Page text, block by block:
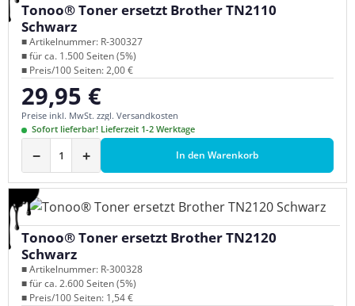
Tonoo® Toner ersetzt Brother TN2110
Schwarz
■ Artikelnummer: R-300327
■ für ca. 1.500 Seiten (5%)
■ Preis/100 Seiten: 2,00 €
Regulärer Preis:
29,95 €
Preise inkl. MwSt. zzgl. Versandkosten
Sofort lieferbar! Lieferzeit 1-2 Werktage
− + In den Warenkorb
Tonoo® Toner ersetzt Brother TN2120
Schwarz
■ Artikelnummer: R-300328
■ für ca. 2.600 Seiten (5%)
■ Preis/100 Seiten: 1,54 €